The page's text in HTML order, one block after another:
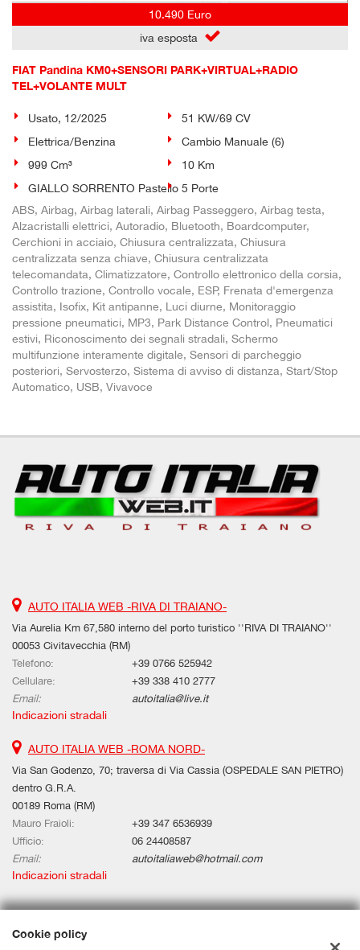
10.490 Euro
iva esposta
FIAT Pandina KM0+SENSORI PARK+VIRTUAL+RADIO
TEL+VOLANTE MULT
Usato, 12/2025
51 KW/69 CV
Elettrica/Benzina
Cambio Manuale (6)
999 Cm³
10 Km
GIALLO SORRENTO Pastello 5 Porte
ABS, Airbag, Airbag laterali, Airbag Passeggero, Airbag testa,
Alzacristalli elettrici, Autoradio, Bluetooth, Boardcomputer,
Cerchioni in acciaio, Chiusura centralizzata, Chiusura
centralizzata senza chiave, Chiusura centralizzata
telecomandata, Climatizzatore, Controllo elettronico della corsia,
Controllo trazione, Controllo vocale, ESP, Frenata d'emergenza
assistita, Isofix, Kit antipanne, Luci diurne, Monitoraggio
pressione pneumatici, MP3, Park Distance Control, Pneumatici
estivi, Riconoscimento dei segnali stradali, Schermo
multifunzione interamente digitale, Sensori di parcheggio
posteriori, Servosterzo, Sistema di avviso di distanza, Start/Stop
Automatico, USB, Vivavoce
AUTO ITALIA WEB -RIVA DI TRAIANO-
Via Aurelia Km 67,580 interno del porto turistico ''RIVA DI TRAIANO''
00053 Civitavecchia (RM)
Telefono:
+39 0766 525942
Cellulare:
+39 338 410 2777
Email:
autoitalia@live.it
Indicazioni stradali
AUTO ITALIA WEB -ROMA NORD-
Via San Godenzo, 70; traversa di Via Cassia (OSPEDALE SAN PIETRO)
dentro G.R.A.
00189 Roma (RM)
Mauro Fraioli:
+39 347 6536939
Ufficio:
06 24408587
Email:
autoitaliaweb@hotmail.com
Indicazioni stradali
Dati fiscali:
Cookie policy